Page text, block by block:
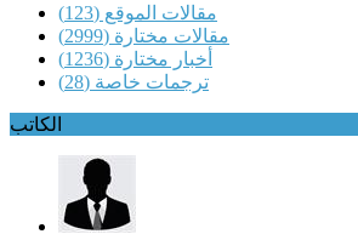
مقالات الموقع (123)
مقالات مختارة (2999)
أخبار مختارة (1236)
ترجمات خاصة (28)
الكاتب